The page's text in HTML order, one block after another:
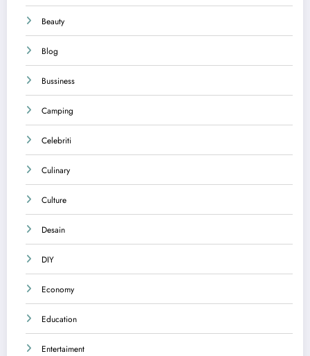
Beauty
Blog
Bussiness
Camping
Celebriti
Culinary
Culture
Desain
DIY
Economy
Education
Entertaiment